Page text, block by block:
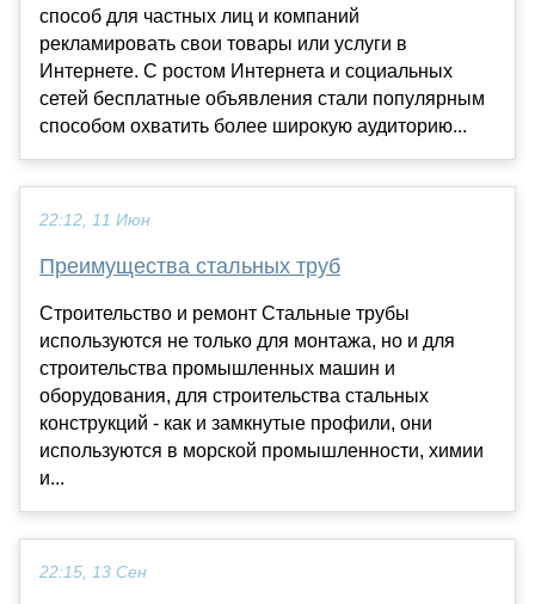
способ для частных лиц и компаний
рекламировать свои товары или услуги в
Интернете. С ростом Интернета и социальных
сетей бесплатные объявления стали популярным
способом охватить более широкую аудиторию...
22:12, 11 Июн
Преимущества стальных труб
Строительство и ремонт Стальные трубы
используются не только для монтажа, но и для
строительства промышленных машин и
оборудования, для строительства стальных
конструкций - как и замкнутые профили, они
используются в морской промышленности, химии
и...
22:15, 13 Сен